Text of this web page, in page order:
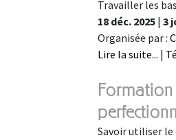
Travailler les
18 déc. 2025 | 3
Organisée par :
Lire la suite... |
Savoir utiliser